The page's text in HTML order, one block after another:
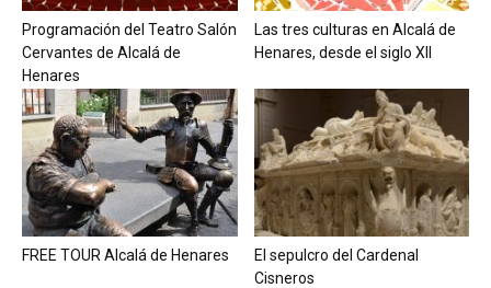
Programación del Teatro Salón
Cervantes de Alcalá de
Henares
Las tres culturas en Alcalá de
Henares, desde el siglo XII
FREE TOUR Alcalá de Henares
El sepulcro del Cardenal
Cisneros